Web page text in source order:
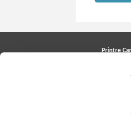
Printre
Cele mai